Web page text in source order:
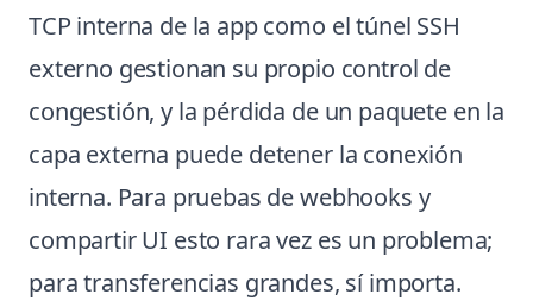
TCP interna de la app como el túnel SSH
externo gestionan su propio control de
congestión, y la pérdida de un paquete en la
capa externa puede detener la conexión
interna. Para pruebas de webhooks y
compartir UI esto rara vez es un problema;
para transferencias grandes, sí importa.